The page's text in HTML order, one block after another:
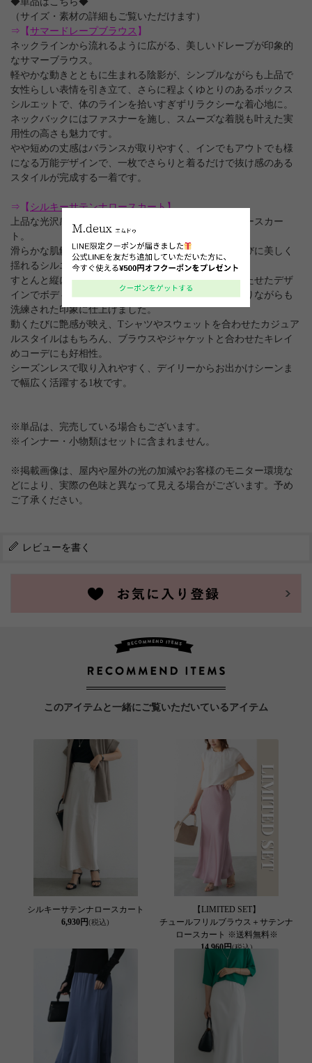
（サイズ・素材の詳細もご覧いただけます）
⇒【 サマードレープブラウス 】
ネックラインから流れるように広がる、美しいドレープが印象的
なサマーブラウス。
軽やかな動きとともに生まれる陰影が、シンプルながらも上品で
女性らしい表情を引き立て、さらに程よくゆとりのあるボックス
シルエットで、体のラインを拾いすぎずリラクシーな着心地に。
ネックバックにはファスナーを施し、スムーズな着脱も叶えた実
用性の高さも魅力です。
やや短めの丈感はバランスが取りやすく、インでもアウトでも様
になる万能デザインで、一枚でさらりと着るだけで抜け感のある
スタイルが完成する一着です。
⇒【 シルキーサテンナロースカート】
上品な光沢感が目を惹く、シルキーサテン素材のナロースカー
ト。
滑らかな肌触りと落ち感のある生地が特徴で、歩くたびに美しく
揺れるシルエットが女性らしさを引き立てます。
すとんと縦に落ちるラインながら、程よくゆとりを持たせたデザ
インでボディラインを拾いにくく、リラックス感がありながらも
洗練された印象に仕上げました。
動くたびに艶感が映え、Tシャツやスウェットを合わせたカジュア
ルスタイルはもちろん、ブラウスやジャケットと合わせたキレイ
めコーデにも好相性。
シーズンレスで取り入れやすく、デイリーからお出かけシーンま
で幅広く活躍する1枚です。
※単品は、完売している場合もございます。
※インナー・小物類はセットに含まれません。
※掲載画像は、屋内や屋外の光の加減やお客様のモニター環境な
どにより、実際の色味と異なって見える場合がございます。予め
ご了承ください。
レビューを書く
このアイテムと一緒にご覧いただいているアイテム
シルキーサテンナロースカート
6,930円(税込)
【LIMITED SET】
チュールフリルブラウス＋サテンナ
ロースカート ※送料無料※
14,960円(税込)